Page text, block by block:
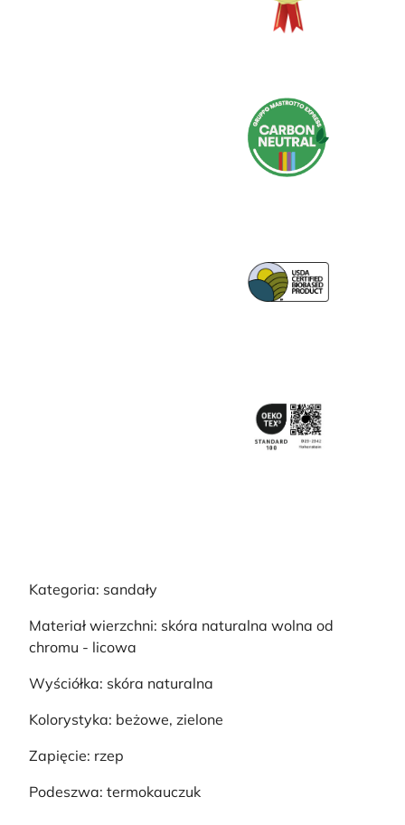
Kategoria: sandały
Materiał wierzchni: skóra naturalna wolna od
chromu - licowa
Wyściółka: skóra naturalna
Kolorystyka: beżowe, zielone
Zapięcie: rzep
Podeszwa: termokauczuk